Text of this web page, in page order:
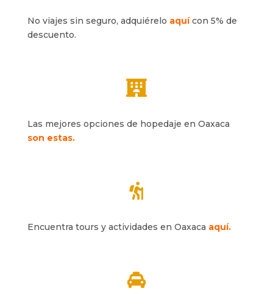
No viajes sin seguro, adquiérelo aquícon 5% de
descuento.

Las mejores opciones de hopedaje en Oaxaca
son estas.

Encuentra tours y actividades en Oaxaca aquí.
